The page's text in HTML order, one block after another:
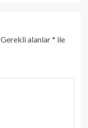
Gerekli alanlar* ile